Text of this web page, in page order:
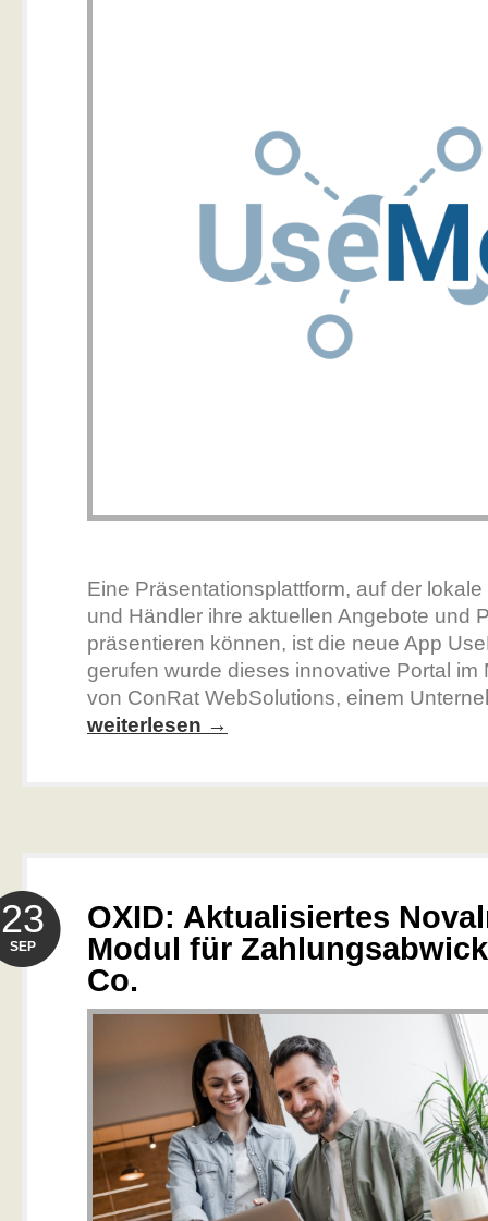
Eine Präsentationsplattform, auf der
und Händler ihre aktuellen Angebote und
präsentieren können, ist die neue App
gerufen wurde dieses innovative Portal im
von ConRat WebSolutions, einem
weiterlesen →
OXID: Aktualisiertes
Modul für
Co.
23
SEP